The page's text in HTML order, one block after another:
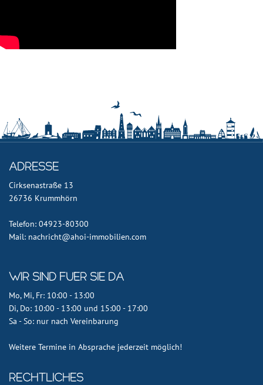
Adresse
Cirksenastraße 13
26736 Krummhörn
Telefon: 04923-80300
Mail: nachricht@ahoi-immobilien.com
Wir sind fuer Sie da
Mo, Mi, Fr: 10:00 - 13:00
Di, Do: 10:00 - 13:00 und 15:00 - 17:00
Sa - So: nur nach Vereinbarung
Weitere Termine in Absprache jederzeit möglich!
Rechtliches